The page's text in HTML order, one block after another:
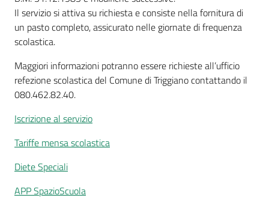
Il servizio si attiva su richiesta e consiste nella fornitura di
un pasto completo, assicurato nelle giornate di frequenza
scolastica.
Maggiori informazioni potranno essere richieste all’ufficio
refezione scolastica del Comune di Triggiano contattando il
080.462.82.40.
Iscrizione al servizio
Tariffe mensa scolastica
Diete Speciali
APP SpazioScuola